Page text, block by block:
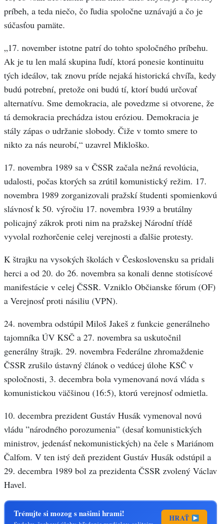
príbeh, a teda niečo, čo ľudia spoločne uznávajú a čo je
súčasťou pamäte.
„17. november istotne patrí do tohto spoločného príbehu.
Ak je tu len malá skupina ľudí, ktorá ponesie kontinuitu
tých ideálov, tak znovu príde nejaká historická chvíľa, kedy
budú potrební, pretože oni budú tí, ktorí budú určovať
alternatívu. Sme demokracia, ale povedzme si otvorene, že
tá demokracia prechádza istou eróziou. Demokracia je
stály zápas o udržanie slobody. Čiže v tomto smere to
nikto za nás neurobí,“ uzavrel Mikloško.
17. novembra 1989 sa v ČSSR začala nežná revolúcia,
udalosti, počas ktorých sa zrútil komunistický režim. 17.
novembra 1989 zorganizovali pražskí študenti spomienkovú
slávnosť k 50. výročiu 17. novembra 1939 a brutálny
policajný zákrok proti nim na pražskej Národní třídě
vyvolal rozhorčenie celej verejnosti a ďalšie protesty.
K štrajku na vysokých školách v Československu sa pridali
herci a od 20. do 26. novembra sa konali denne stotisícové
manifestácie v celej ČSSR. Vzniklo Občianske fórum (OF)
a Verejnosť proti násiliu (VPN).
24. novembra odstúpil Miloš Jakeš z funkcie generálneho
tajomníka ÚV KSČ a 27. novembra sa uskutočnil
generálny štrajk. 29. novembra Federálne zhromaždenie
ČSSR zrušilo ústavný článok o vedúcej úlohe KSČ v
spoločnosti, 3. decembra bola vymenovaná nová vláda s
komunistickou väčšinou (16:5), ktorú verejnosť odmietla.
10. decembra prezident Gustáv Husák vymenoval novú
vládu ”národného porozumenia” (desať komunistických
ministrov, jedenásť nekomunistických) na čele s Mariánom
Čalfom. V ten istý deň prezident Gustáv Husák odstúpil a
29. decembra 1989 bol za prezidenta ČSSR zvolený Václav
Havel.
Trénujte si mozog s našimi hrami! HRAŤ